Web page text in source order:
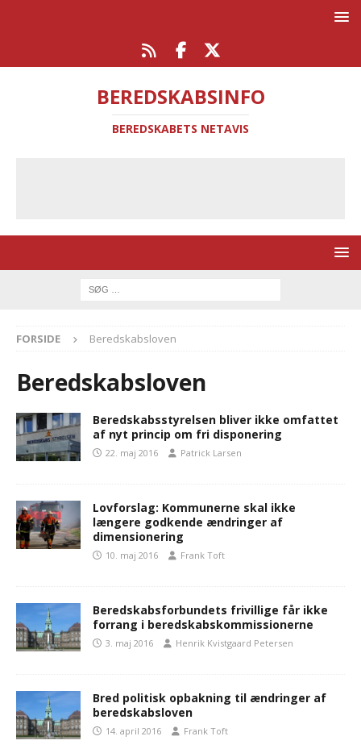
BEREDSKABSINFO
BEREDSKABETS NETAVIS
FORSIDE Beredskabsloven
Beredskabsloven
Beredskabsstyrelsen bliver ikke omfattet
af nyt princip om fri disponering
22. maj 2016 Patrick Larsen
Lovforslag: Kommunerne skal ikke
længere godkende ændringer af
dimensionering
10. maj 2016 Frank Toft
Beredskabsforbundets frivillige får ikke
forrang i beredskabskommissionerne
3. maj 2016 Henrik Kvistgaard Petersen
Bred politisk opbakning til ændringer af
beredskabsloven
14. april 2016 Frank Toft